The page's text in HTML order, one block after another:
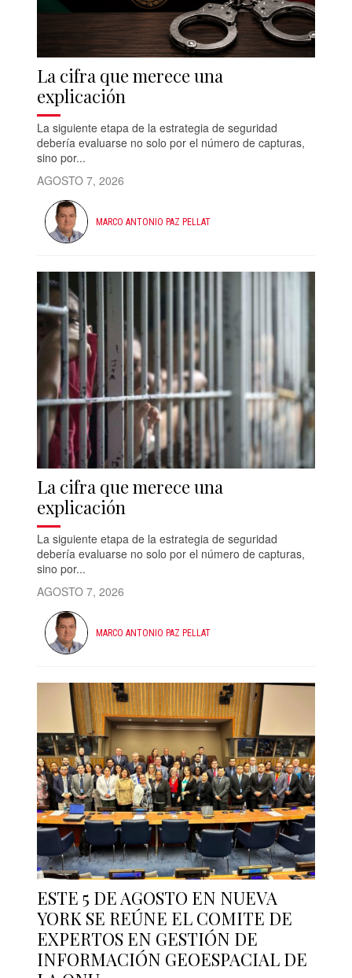
La cifra que merece una
explicación
La siguiente etapa de la estrategia de seguridad
debería evaluarse no solo por el número de capturas,
sino por...
AGOSTO 7, 2026
MARCO ANTONIO PAZ PELLAT
La cifra que merece una
explicación
La siguiente etapa de la estrategia de seguridad
debería evaluarse no solo por el número de capturas,
sino por...
AGOSTO 7, 2026
MARCO ANTONIO PAZ PELLAT
ESTE 5 DE AGOSTO EN NUEVA
YORK SE REÚNE EL COMITE DE
EXPERTOS EN GESTIÓN DE
INFORMACIÓN GEOESPACIAL DE